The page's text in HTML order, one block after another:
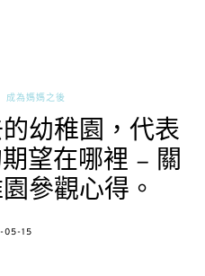
成為媽媽之後
幼稚園，代表
望在哪裡 – 關
參觀心得。
05-15